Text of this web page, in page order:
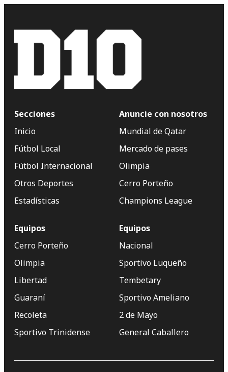
Secciones
Inicio
Fútbol Local
Fútbol Internacional
Otros Deportes
Estadísticas
Anuncie con nosotros
Mundial de Qatar
Mercado de pases
Olimpia
Cerro Porteño
Champions League
Equipos
Cerro Porteño
Olimpia
Libertad
Guaraní
Recoleta
Sportivo Trinidense
Equipos
Nacional
Sportivo Luqueño
Tembetary
Sportivo Ameliano
2 de Mayo
General Caballero